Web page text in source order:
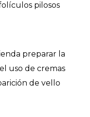
pilosos
preparar la
uso de cremas
de vello